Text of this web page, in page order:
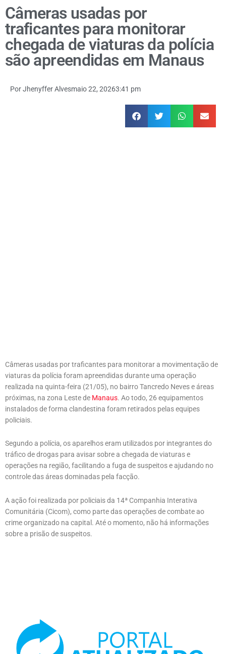
Câmeras usadas por
traficantes para monitorar
chegada de viaturas da polícia
são apreendidas em Manaus
PorJhenyffer Alvesmaio 22, 20263:41 pm
Câmeras usadas por traficantes para monitorar a movimentação de
viaturas da polícia foram apreendidas durante uma operação
realizada na quinta-feira (21/05), no bairro Tancredo Neves e áreas
próximas, na zona Leste de Manaus. Ao todo, 26 equipamentos
instalados de forma clandestina foram retirados pelas equipes
policiais.
Segundo a polícia, os aparelhos eram utilizados por integrantes do
tráfico de drogas para avisar sobre a chegada de viaturas e
operações na região, facilitando a fuga de suspeitos e ajudando no
controle das áreas dominadas pela facção.
A ação foi realizada por policiais da 14ª Companhia Interativa
Comunitária (Cicom), como parte das operações de combate ao
crime organizado na capital. Até o momento, não há informações
sobre a prisão de suspeitos.